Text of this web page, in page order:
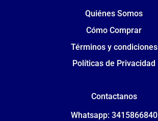
Quiénes Somos
Cómo Comprar
Términos y condiciones
Políticas de Privacidad
Contactanos
Whatsapp: 3415866840